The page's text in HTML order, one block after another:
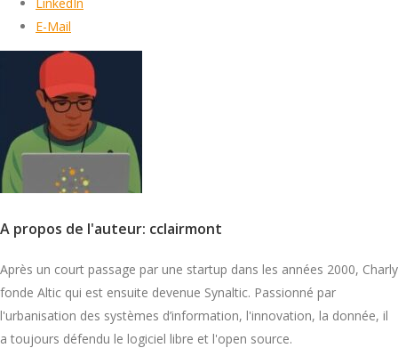
E-Mail
A propos de l'auteur: cclairmont
Après un court passage par une startup dans les années 2000, Charly
fonde Altic qui est ensuite devenue Synaltic. Passionné par
l'urbanisation des systèmes d’information, l'innovation, la donnée, il
a toujours défendu le logiciel libre et l'open source.